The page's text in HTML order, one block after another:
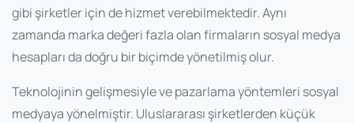
gibi şirketler için de hizmet verebilmektedir. Aynı
zamanda marka değeri fazla olan firmaların sosyal medya
hesapları da doğru bir biçimde yönetilmiş olur.
Teknolojinin gelişmesiyle ve pazarlama yöntemleri sosyal
medyaya yönelmiştir. Uluslararası şirketlerden küçük